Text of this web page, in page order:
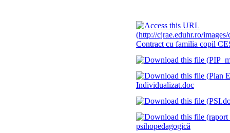
Contract cu familia copil
Individualizat.doc
psihopedagogică